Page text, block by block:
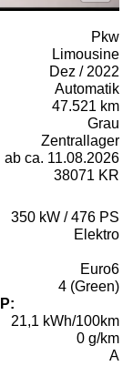
Pkw
Limousine
Dez / 2022
Automatik
47.521 km
Grau
Zentrallager
ab ca. 11.08.2026
38071 KR
350 kW / 476 PS
Elektro
Euro6
4 (Green)
21,1 kWh/100km
0 g/km
A